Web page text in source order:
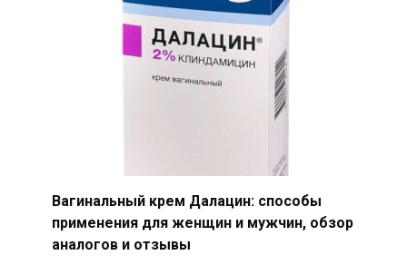
Вагинальный крем Далацин: способы
применения для женщин и мужчин, обзор
аналогов и отзывы